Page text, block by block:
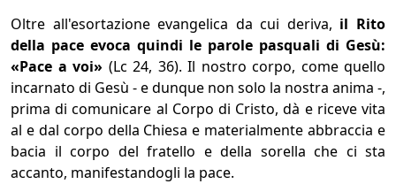
Oltre all'esortazione evangelica da cui deriva, il Rito
della pace evoca quindi le parole pasquali di Gesù:
«Pace a voi» (Lc 24, 36). Il nostro corpo, come quello
incarnato di Gesù - e dunque non solo la nostra anima -,
prima di comunicare al Corpo di Cristo, dà e riceve vita
al e dal corpo della Chiesa e materialmente abbraccia e
bacia il corpo del fratello e della sorella che ci sta
accanto, manifestandogli la pace.